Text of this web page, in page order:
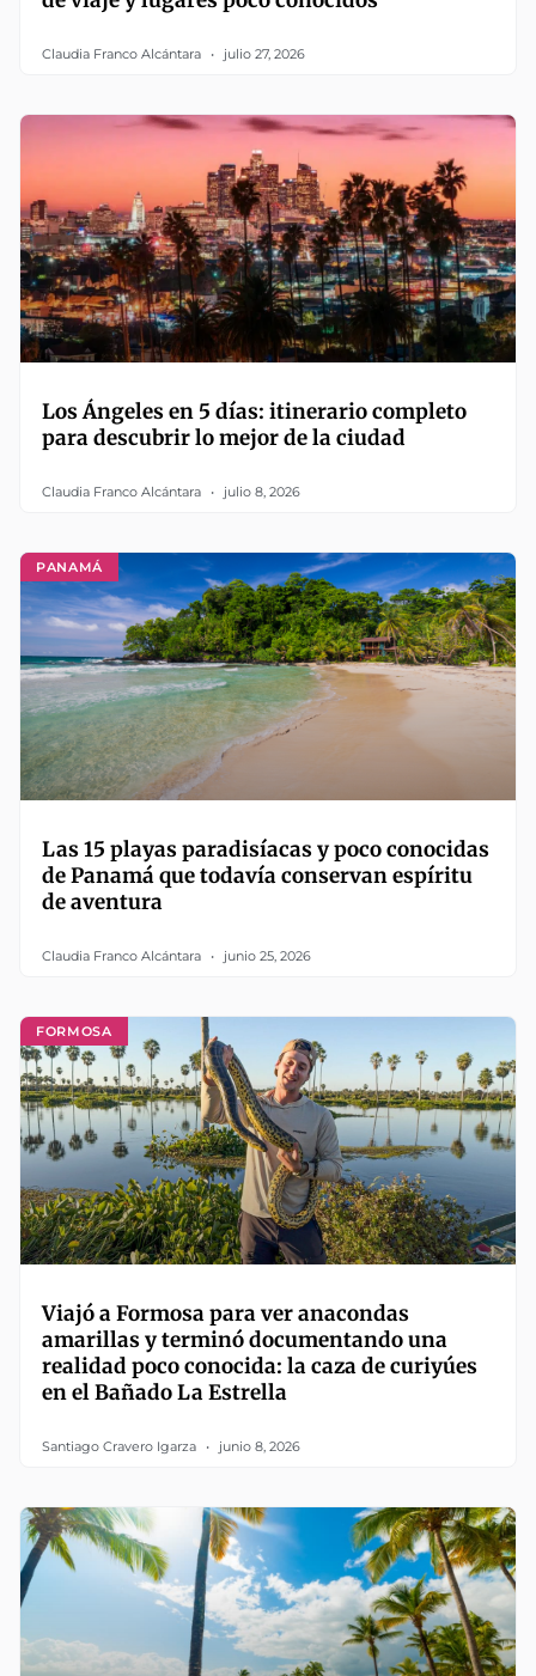
Claudia Franco Alcántara julio 27, 2026
Los Ángeles en 5 días: itinerario completo
para descubrir lo mejor de la ciudad
Claudia Franco Alcántara julio 8, 2026
PANAMÁ
Las 15 playas paradisíacas y poco conocidas
de Panamá que todavía conservan espíritu
de aventura
Claudia Franco Alcántara junio 25, 2026
FORMOSA
Viajó a Formosa para ver anacondas
amarillas y terminó documentando una
realidad poco conocida: la caza de curiyúes
en el Bañado La Estrella
Santiago Cravero Igarza junio 8, 2026